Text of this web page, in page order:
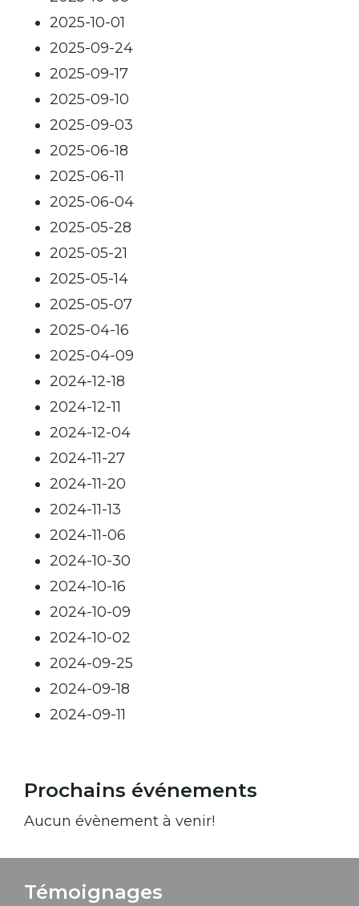
Prochains événements
Aucun évènement à venir!
2025-10-01
2025-09-24
2025-09-17
2025-09-10
2025-09-03
2025-06-18
2025-06-11
2025-06-04
2025-05-28
2025-05-21
2025-05-14
2025-05-07
2025-04-16
2025-04-09
2024-12-18
2024-12-11
2024-12-04
2024-11-27
2024-11-20
2024-11-13
2024-11-06
2024-10-30
2024-10-16
2024-10-09
2024-10-02
2024-09-25
2024-09-18
2024-09-11
Témoignages